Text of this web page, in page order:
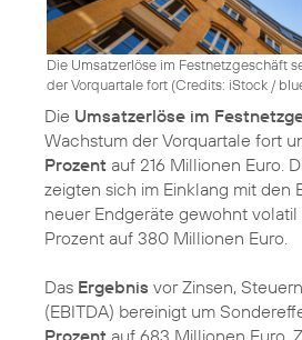
Die Umsatzerlöse im Festnetzgeschäft
der Vorquartale fort (Credits: iStock /
Die Umsatzerlöse im
Wachstum der Vorquartale fort
Prozent auf 216 Millionen Euro.
zeigten sich im Einklang mit den
neuer Endgeräte gewohnt
Prozent auf 380 Millionen Euro.
Das Ergebnis vor Zinsen,
(EBITDA) bereinigt um
Prozent auf 683 Millionen Euro.